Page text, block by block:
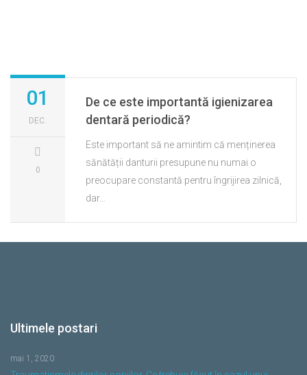
01
DEC.
0
De ce este importantă igienizarea
dentară periodică?
Este important să ne amintim că menținerea
sănătății danturii presupune nu numai o
preocupare constantă pentru îngrijirea zilnică,
dar…
Ultimele postari
mai 1, 2020